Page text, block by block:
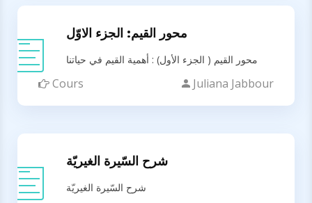
محور القيم: الجزء الاوّل
محور القيم ( الجزء الأول) : أهمية القيم في حياتنا
Cours Juliana Jabbour
شرح السّيرة الغيريّة
شرح السّيرة الغيريّة